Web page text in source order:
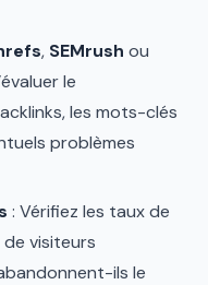
, SEMrush ou
le
les mots-clés
problèmes
: Vérifiez les taux de
visiteurs
ils le